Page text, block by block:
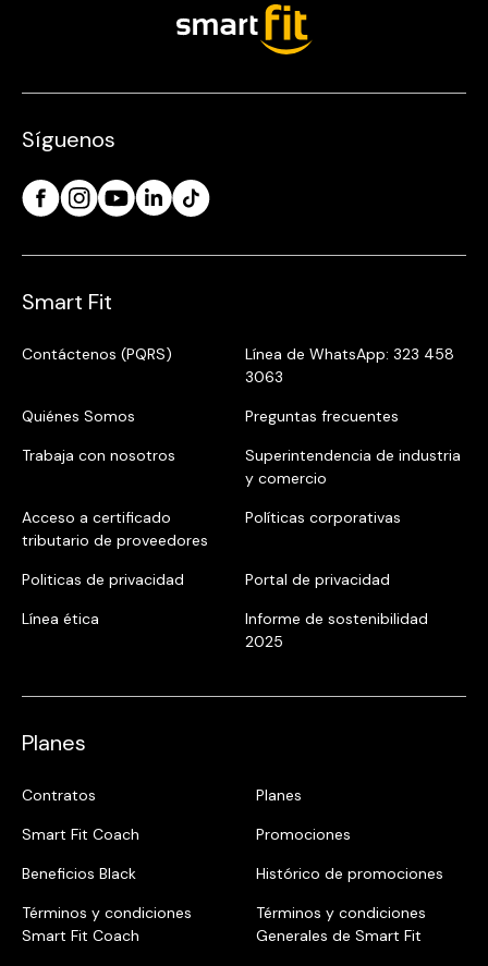
Síguenos
Smart Fit
Contáctenos (PQRS)
Línea de WhatsApp: 323 458
3063
Quiénes Somos
Preguntas frecuentes
Trabaja con nosotros
Superintendencia de industria
y comercio
Acceso a certificado
tributario de proveedores
Políticas corporativas
Politicas de privacidad
Portal de privacidad
Línea ética
Informe de sostenibilidad
2025
Planes
Contratos
Planes
Smart Fit Coach
Promociones
Beneficios Black
Histórico de promociones
Términos y condiciones
Smart Fit Coach
Términos y condiciones
Generales de Smart Fit